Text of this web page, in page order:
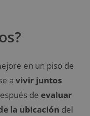
en un piso de
a vivir juntos
de evaluar
la ubicación del